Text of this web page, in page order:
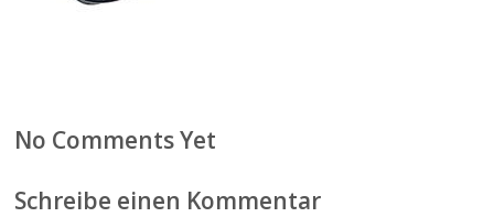
No Comments Yet
Schreibe einen Kommentar